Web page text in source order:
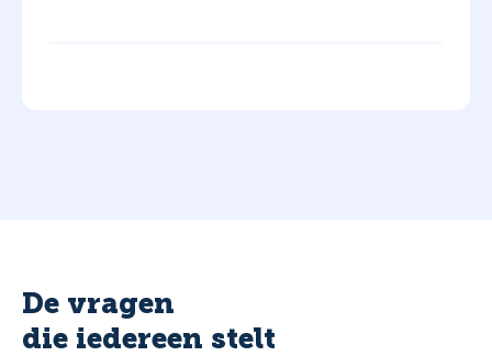
De vragen
die iedereen stelt